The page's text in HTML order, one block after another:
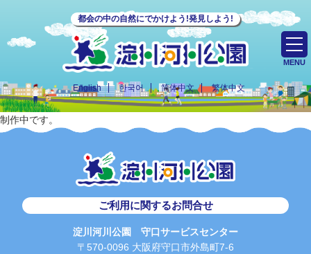
都会の中の自然にでかけよう!発見しよう!
English 한국어 简体中文 繁体中文
MENU
制作中です。
ご利用に関するお問合せ
淀川河川公園 守口サービスセンター
〒570-0096 大阪府守口市外島町7-6